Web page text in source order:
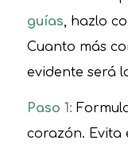
guías , hazlo
Cuanto más
evidente será
Paso 1:
corazón. Evita